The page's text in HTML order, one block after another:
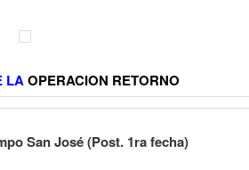
LAOPERACION RETORNO
San José (Post. 1ra fecha)